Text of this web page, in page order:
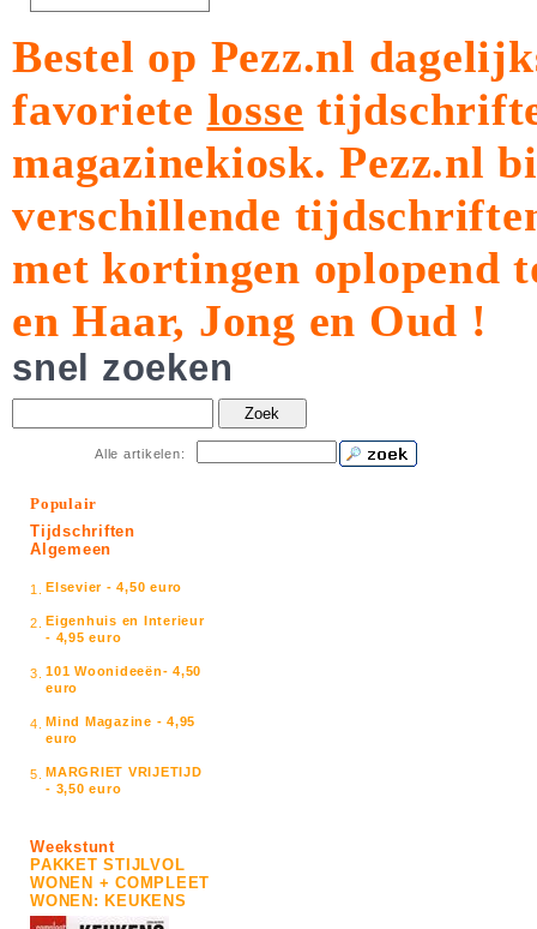
Bestel op Pezz.nl
favoriete losse
magazinekiosk.Pezz.nl
verschillende
met kortingen oplopend
en Haar, Jong en Oud !
snel zoeken
Zoek
Alle artikelen:
Populair
Tijdschriften
Algemeen
1. Elsevier - 4,50 euro
2. Eigenhuis en Interieur
- 4,95 euro
3. 101 Woonideeën- 4,50
euro
4. Mind Magazine - 4,95
euro
5. MARGRIET VRIJETIJD
- 3,50 euro
Weekstunt
PAKKET STIJLVOL
WONEN + COMPLEET
WONEN: KEUKENS